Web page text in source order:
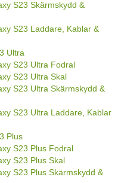
S23 Skärmskydd &
S23 Laddare, Kablar &
Ultra
S23 Ultra Fodral
S23 Ultra Skal
S23 Ultra Skärmskydd &
S23 Ultra Laddare, Kablar
Plus
S23 Plus Fodral
S23 Plus Skal
S23 Plus Skärmskydd &